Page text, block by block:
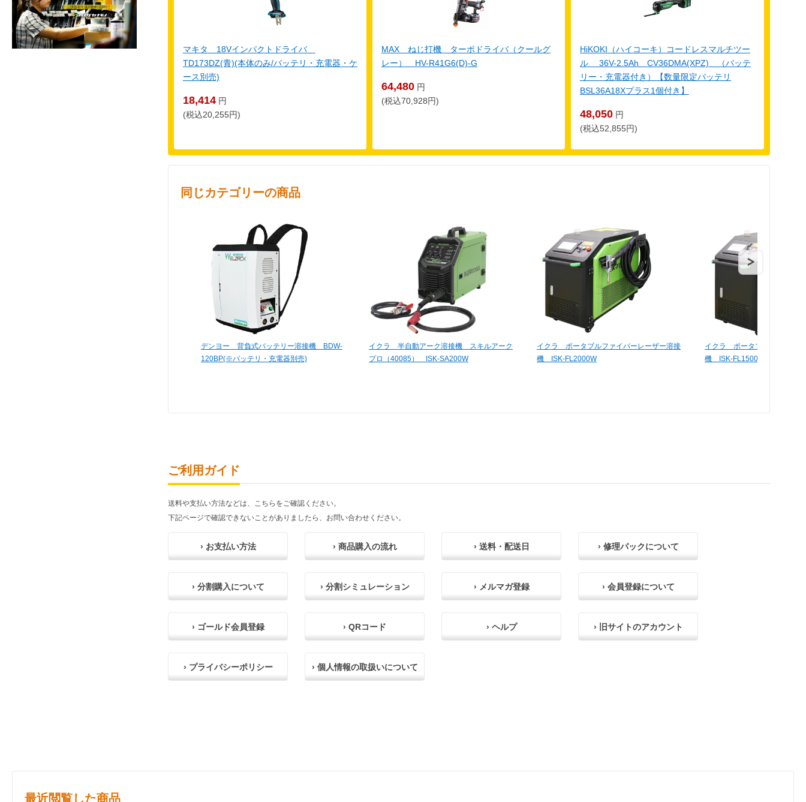
マキタ 18Vインパクトドライバ
TD173DZ(青)(本体のみ/バッテリ・充電器・ケ
ース別売)
18,414 円
(税込20,255円)
MAX ねじ打機 ターボドライバ（クールグ
レー） HV-R41G6(D)-G
64,480 円
(税込70,928円)
HiKOKI（ハイコーキ）コードレスマルチツー
ル 36V-2.5Ah CV36DMA(XPZ) （バッテ
リー・充電器付き）【数量限定バッテリ
BSL36A18Xプラス1個付き】
48,050 円
(税込52,855円)
同じカテゴリーの商品
デンヨー 背負式バッテリー溶接機 BDW-
120BP(※バッテリ・充電器別売)
イクラ 半自動アーク溶接機 スキルアーク
プロ（40085） ISK-SA200W
イクラ ポータブルファイバーレーザー溶接
機 ISK-FL2000W
イクラ ポータブルファイバ
機 ISK-FL1500W
ご利用ガイド
送料や支払い方法などは、こちらをご確認ください。
下記ページで確認できないことがありましたら、お問い合わせください。
› お支払い方法 › 商品購入の流れ › 送料・配送日 › 修理パックについて
› 分割購入について › 分割シミュレーション › メルマガ登録 › 会員登録について
› ゴールド会員登録 › QRコード › ヘルプ › 旧サイトのアカウント
› プライバシーポリシー › 個人情報の取扱いについて
最近閲覧した商品